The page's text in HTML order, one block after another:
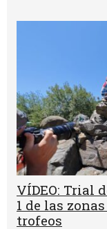
VÍDEO: Trial
1 de las
trofeos